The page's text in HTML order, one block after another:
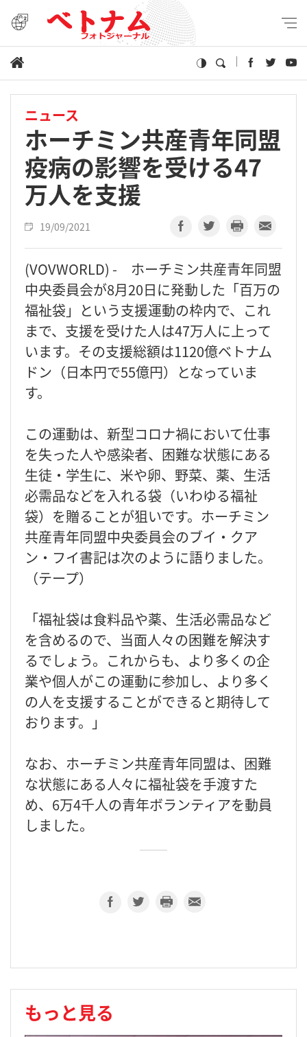
ニュース
ホーチミン共産青年同盟
疫病の影響を受ける47
万人を支援
19/09/2021
(VOVWORLD) - ホーチミン共産青年同盟
中央委員会が8月20日に発動した「百万の
福祉袋」という支援運動の枠内で、これ
まで、支援を受けた人は47万人に上って
います。その支援総額は1120億ベトナム
ドン（日本円で55億円）となっていま
す。
この運動は、新型コロナ禍において仕事
を失った人や感染者、困難な状態にある
生徒・学生に、米や卵、野菜、薬、生活
必需品などを入れる袋（いわゆる福祉
袋）を贈ることが狙いです。ホーチミン
共産青年同盟中央委員会のブイ・クア
ン・フイ書記は次のように語りました。
（テープ）
「福祉袋は食料品や薬、生活必需品など
を含めるので、当面人々の困難を解決す
るでしょう。これからも、より多くの企
業や個人がこの運動に参加し、より多く
の人を支援することができると期待して
おります。」
なお、ホーチミン共産青年同盟は、困難
な状態にある人々に福祉袋を手渡すた
め、6万4千人の青年ボランティアを動員
しました。
もっと見る